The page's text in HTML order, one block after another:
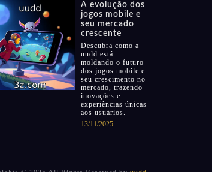
A evolução dos
jogos mobile e
seu mercado
crescente
Descubra como a
uudd está
moldando o futuro
dos jogos mobile e
seu crescimento no
mercado, trazendo
inovações e
experiências únicas
aos usuários.
13/11/2025